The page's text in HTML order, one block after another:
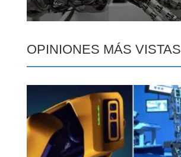
OPINIONES MÁS VISTAS